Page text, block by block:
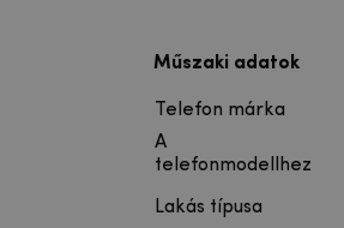
Műszaki adatok
Telefon márka
A
telefonmodellhez
Lakás típusa